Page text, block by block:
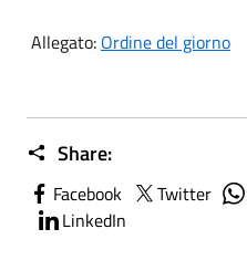
Allegato: Ordine del giorno
Share:
Facebook Twitter
LinkedIn